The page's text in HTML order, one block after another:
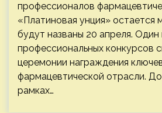
профессионалов
«Платиновая унция» остается
будут названы 20 апреля.
профессиональных конкурсов
церемонии награждения
фармацевтической отрасли.
рамках…